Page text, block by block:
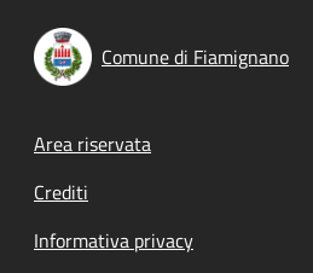
Comune di Fiamignano
Footer menu
Area riservata
Crediti
Informativa privacy